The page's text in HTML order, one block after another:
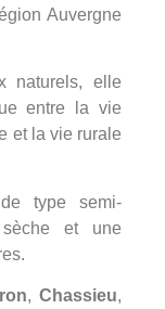
Auvergne
naturels, elle
entre la vie
et la vie rurale
type semi-
et une
,Chassieu,